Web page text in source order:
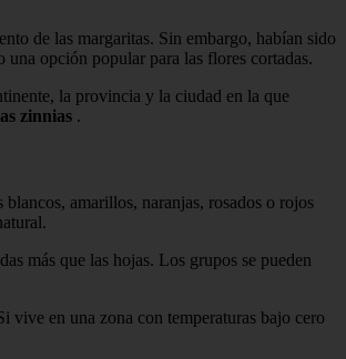
de las margaritas. Sin embargo, habían sido
una opción popular para las flores cortadas.
la provincia y la ciudad en la que
zinnias .
amarillos, naranjas, rosados ​​o rojos
más que las hojas. Los grupos se pueden
vive en una zona con temperaturas bajo cero